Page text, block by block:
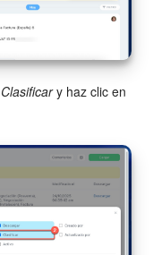
Clasificary haz clic en